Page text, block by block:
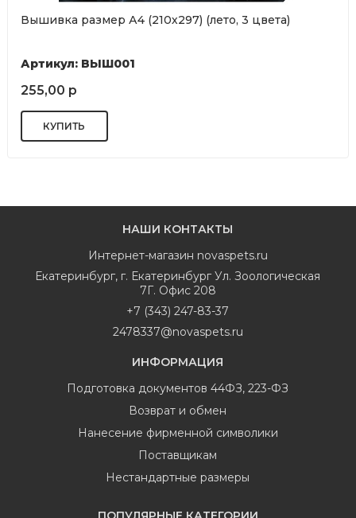
Вышивка размер А4 (210х297) (лето, 3 цвета)
Артикул: ВЫШ001
255,00 р
НАШИ КОНТАКТЫ
Интернет-магазин novaspets.ru
Екатеринбург, г. Екатеринбург Ул. Зоологическая
7Г. Офис 208
+7 (343) 247-83-37
2478337@novaspets.ru
ИНФОРМАЦИЯ
Подготовка документов 44ФЗ, 223-ФЗ
Возврат и обмен
Нанесение фирменной символики
Поставщикам
Нестандартные размеры